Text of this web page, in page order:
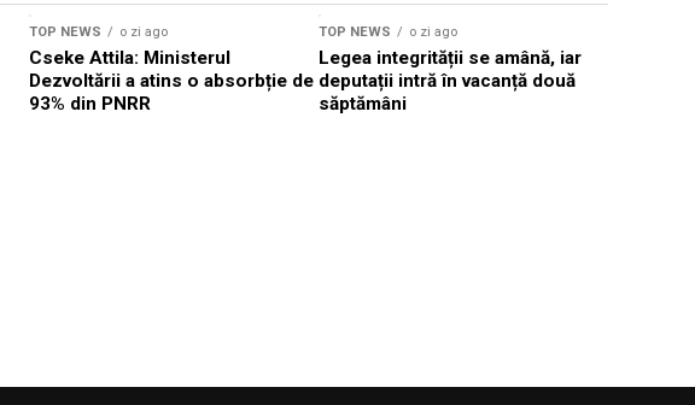
TOP NEWS o zi ago
Cseke Attila: Ministerul
Dezvoltării a atins o absorbție de
93% din PNRR
TOP NEWS o zi ago
Legea integrității se amână, iar
deputații intră în vacanță două
săptămâni